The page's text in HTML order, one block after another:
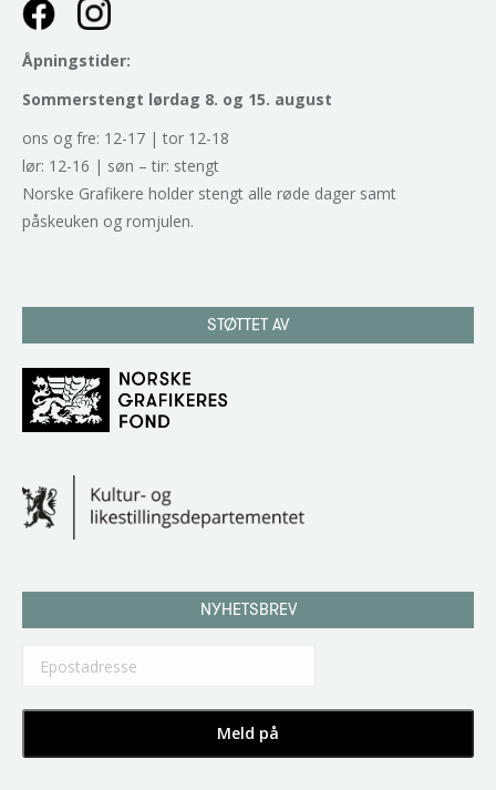
Åpningstider:
Sommerstengt lørdag 8. og 15. august
ons og fre: 12-17 | tor 12-18
lør: 12-16 | søn – tir: stengt
Norske Grafikere holder stengt alle røde dager samt
påskeuken og romjulen.
STØTTET AV
NYHETSBREV